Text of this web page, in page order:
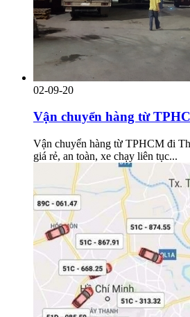
02-09-20
Vận chuyển hàng từ
Vận chuyển hàng từ TPHCM đi
giá rẻ, an toàn, xe chạy liên tục...